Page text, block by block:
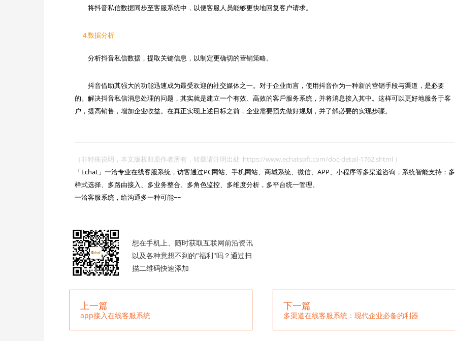
4.数据分析
抖音借助其强大的功能迅速成为最受欢迎的社交媒体之一。对于企业而言，使用抖音作为一种新的营销手段与渠道，是必要
的。解决抖音私信消息处理的问题，其实就是建立一个有效、高效的客戶服务系统，并将消息接入其中。这样可以更好地服务于客
（非特殊说明，本文版权归原作者所有，转载请注明出处 :https://www.echatsoft.com/doc-detail-1762.shtml ）
「Echat」一洽专业在线客服系统，访客通过PC网站、手机网站、商城系统、微信、APP、小程序等多渠道咨询，系统智能支持：多
样式选择、多路由接入、多业务整合、多角色监控、多维度分析，多平台统一管理。
一洽客服系统，给沟通多一种可能~~
想在手机上、随时获取互联网前沿资讯
以及各种意想不到的"福利"吗？通过扫
描二维码快速添加
上一篇
app接入在线客服系统
下一篇
多渠道在线客服系统：现代企业必备的利器